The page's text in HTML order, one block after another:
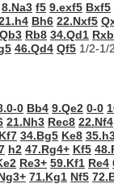
8.Na3 f5 9.exf5 Bxf5
Bh6 22.Nxf5
Rb8 34.Qd1
46.Qd4 Qf5 1/2-1/2
0 Bb4 9.Qe2 0-0
21.Nh3 Rec8 22.Nf4
Kf7 34.Bg5 Ke8
h2 47.Rg4+ Kf5
Re3+ 59.Kf1 Re4
71.Kg1 Nf5